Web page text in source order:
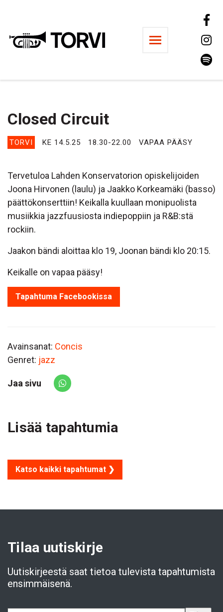
Ravintola Torvi
Closed Circuit
TORVI KE 14.5.25 18.30-22.00 VAPAA PÄÄSY
Tervetuloa Lahden Konservatorion opiskelijoiden
Joona Hirvonen (laulu) ja Jaakko Korkeamäki (basso)
päättökonserttiin! Keikalla kuullaan monipuolista
musiikkia jazzfuusiosta indiepoppiin ja R&B:stä
rockiin.
Jaakon bändi aloittaa klo 19, Joonan bändi klo 20:15.
Keikalle on vapaa pääsy!
Tapahtuma Facebookissa
Avainsanat: Concis
Genret: jazz
Jaa sivu
Share via Whatsapp
Lisää tapahtumia
Katso kaikki tapahtumat ❯
Tilaa uutiskirje
Uutiskirjeestä saat tietoa tulevista tapahtumista
ensimmäisenä.